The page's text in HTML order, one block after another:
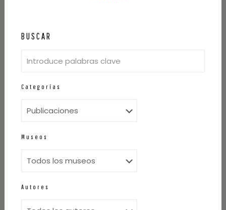
BUSCAR
Categorías
Museos
Autores